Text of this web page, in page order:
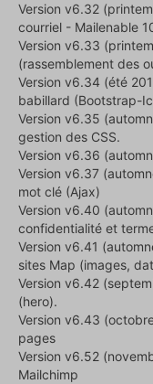
Version v6.32
courriel - Mailenable
Version v6.33
(rassemblement des
Version v6.34 (été
babillard (Bootstrap-
Version v6.35
gestion des CSS.
Version v6.36
Version v6.37
mot clé (Ajax)
Version v6.40
confidentialité et
Version v6.41
sites Map (images,
Version v6.42
(hero).
Version v6.43
pages
Version v6.52
Mailchimp